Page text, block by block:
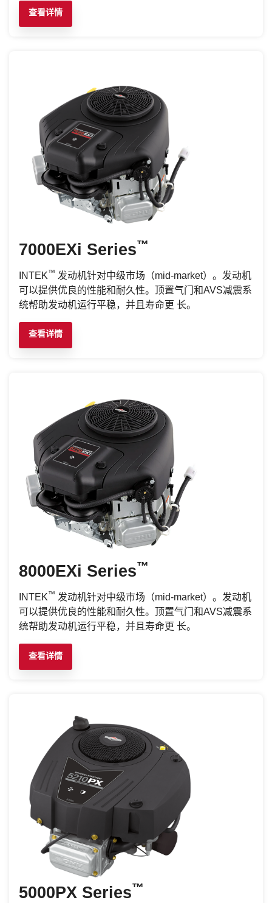
查看详情
7000EXi Series™
INTEK™ 发动机针对中级市场（mid-market）。发动机
可以提供优良的性能和耐久性。顶置气门和AVS减震系
统帮助发动机运行平稳，并且寿命更 长。
查看详情
8000EXi Series™
INTEK™ 发动机针对中级市场（mid-market）。发动机
可以提供优良的性能和耐久性。顶置气门和AVS减震系
统帮助发动机运行平稳，并且寿命更 长。
查看详情
5000PX Series™